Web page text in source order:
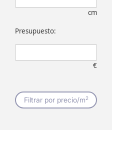
cm
Presupuesto:
€
Filtrar por precio/m2